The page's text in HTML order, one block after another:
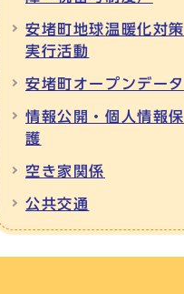
安堵町地球温暖化対策
実行活動
安堵町オープンデータ
情報公開・個人情報保
護
空き家関係
公共交通